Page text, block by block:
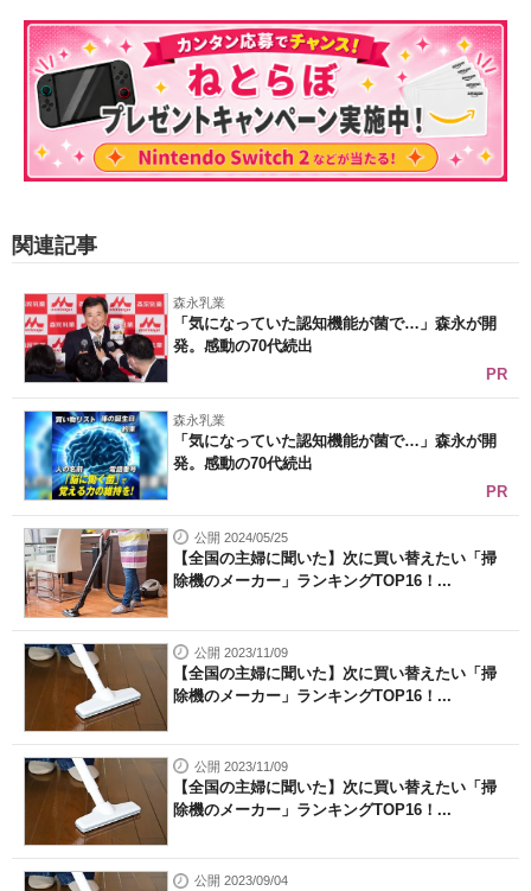
関連記事
森永乳業
「気になっていた認知機能が菌で…」森永が開
発。感動の70代続出
PR
森永乳業
「気になっていた認知機能が菌で…」森永が開
発。感動の70代続出
PR
公開 2024/05/25
【全国の主婦に聞いた】次に買い替えたい「掃
除機のメーカー」ランキングTOP16！...
公開 2023/11/09
【全国の主婦に聞いた】次に買い替えたい「掃
除機のメーカー」ランキングTOP16！...
公開 2023/11/09
【全国の主婦に聞いた】次に買い替えたい「掃
除機のメーカー」ランキングTOP16！...
公開 2023/09/04